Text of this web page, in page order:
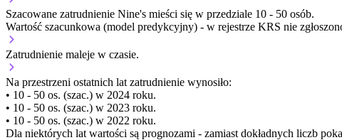
Szacowane zatrudnienie Nine's mieści się w przedziale 10 - 50 osób.
Wartość szacunkowa (model predykcyjny) - w rejestrze KRS nie
Zatrudnienie maleje w czasie.
Na przestrzeni ostatnich lat zatrudnienie wynosiło:
• 10 - 50 os. (szac.) w 2024 roku.
• 10 - 50 os. (szac.) w 2023 roku.
• 10 - 50 os. (szac.) w 2022 roku.
Dla niektórych lat wartości są prognozami - zamiast dokładnych liczb